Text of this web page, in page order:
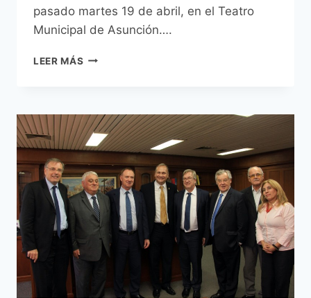
pasado martes 19 de abril, en el Teatro
Municipal de Asunción….
LEER MÁS INTENDENTE
INFORME
DE
GESTIÓN
SUS
100
PRIMEROS
DÍAS